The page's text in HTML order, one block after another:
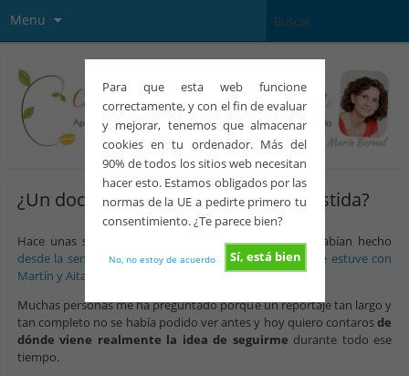
Para que esta web funcione
correctamente, y con el fin de evaluar
y mejorar, tenemos que almacenar
cookies en tu ordenador. Más del
90% de todos los sitios web necesitan
hacer esto. Estamos obligados por las
normas de la UE a pedirte primero tu
consentimiento. ¿Te parece bien?
Sí, está bien
No, no estoy de acuerdo
Menu
¿Un docureality de reproducción asistida?
Hace unas semanas publiqué un reportaje que me habían hecho
desde la semana 12 de mi embarazo gemelar hasta que estuve con
Martín y Aitana
ya en la habitación del hospital.
Muchas personas me ha preguntado porqué un reportaje tan largo y
tan completo no se había podido ver antes y hoy quiero contarosde
dónde viene realmente la idea de seguirme durante todo ese
tiempo.